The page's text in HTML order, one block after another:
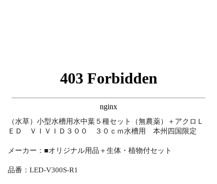
（水草）小型水槽用水中葉５種セット（無農薬）＋アクロＬ
ＥＤ ＶＩＶＩＤ３００ ３０ｃｍ水槽用 本州四国限定
メーカー：■オリジナル用品＋生体・植物付セット
品番：LED-V300S-R1